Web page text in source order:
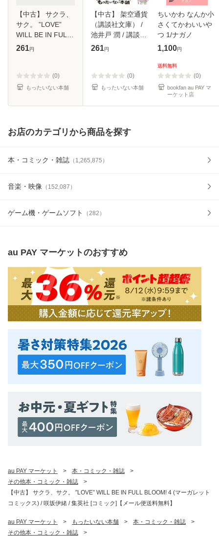
【中古】 サクラ、
サク。 ”LOVE”
WILL BE IN FULL
BLOOM! 4 (マーガ
[コミック]【メール
便送料
261円
(0)
もったいない本舗
【中古】 架空通貨
（講談社文庫） /
池井戸 潤 / 講談社
[文庫]【メール便送
261円
(0)
もったいない本舗
ちいかわ なんか小
さくてかわいいや
つ 1/ナガノ
1,100円
送料無料
(0)
bookfan au PAY マ
ーケット店
お店のカテゴリから商品を探す
本・コミック・雑誌 （ 1,265,875 ）
音楽・映像 （ 152,087 ）
ゲーム機・ゲームソフト （282 ）
au PAY マーケットのおすすめ
au PAY マーケット > 本・コミック・雑誌
>
その他本・コミック・雑誌
>
【中古】 サクラ、サク。 ”LOVE” WILL BE IN FULL BLOOM! 4 (マーガレット
コミックス) / 咲坂伊緒 / 集英社 [コミック]【メール便送料無料】
au PAY マーケット > もったいない本舗 > 本・コミック・雑誌
>
その他本・コミック・雑誌
>